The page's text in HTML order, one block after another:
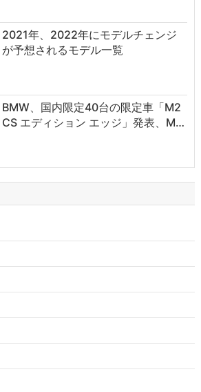
2021年、2022年にモデルチェンジ
が予想されるモデル一覧
BMW、国内限定40台の限定車「M2
CS エディション エッジ」発表、M…